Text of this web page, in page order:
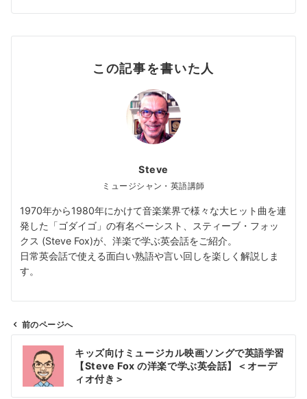
この記事を書いた人
Steve
ミュージシャン・英語講師
1970年から1980年にかけて音楽業界で様々な大ヒット曲を連
発した「ゴダイゴ」の有名ベーシスト、スティーブ・フォッ
クス (Steve Fox)が、洋楽で学ぶ英会話をご紹介。
日常英会話で使える面白い熟語や言い回しを楽しく解説しま
す。
前のページへ
キッズ向けミュージカル映画ソングで英語学習
【Steve Fox の洋楽で学ぶ英会話】＜オーデ
ィオ付き＞